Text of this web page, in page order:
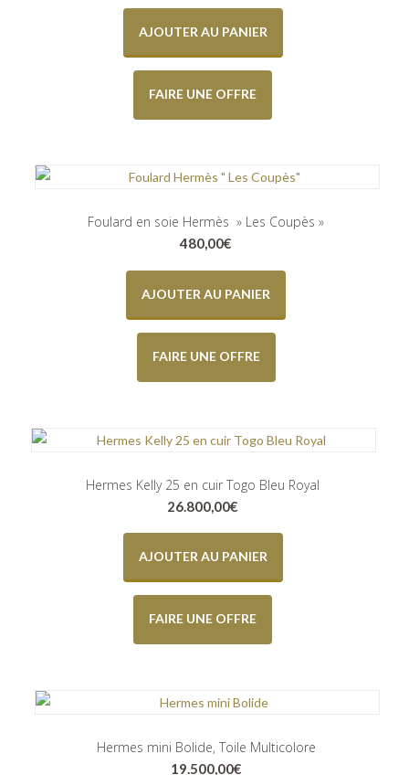
AJOUTER AU PANIER
FAIRE UNE OFFRE
Foulard en soie Hermès » Les Coupès »
480,00€
AJOUTER AU PANIER
FAIRE UNE OFFRE
Hermes Kelly 25 en cuir Togo Bleu Royal
26.800,00€
AJOUTER AU PANIER
FAIRE UNE OFFRE
Hermes mini Bolide, Toile Multicolore
19.500,00€